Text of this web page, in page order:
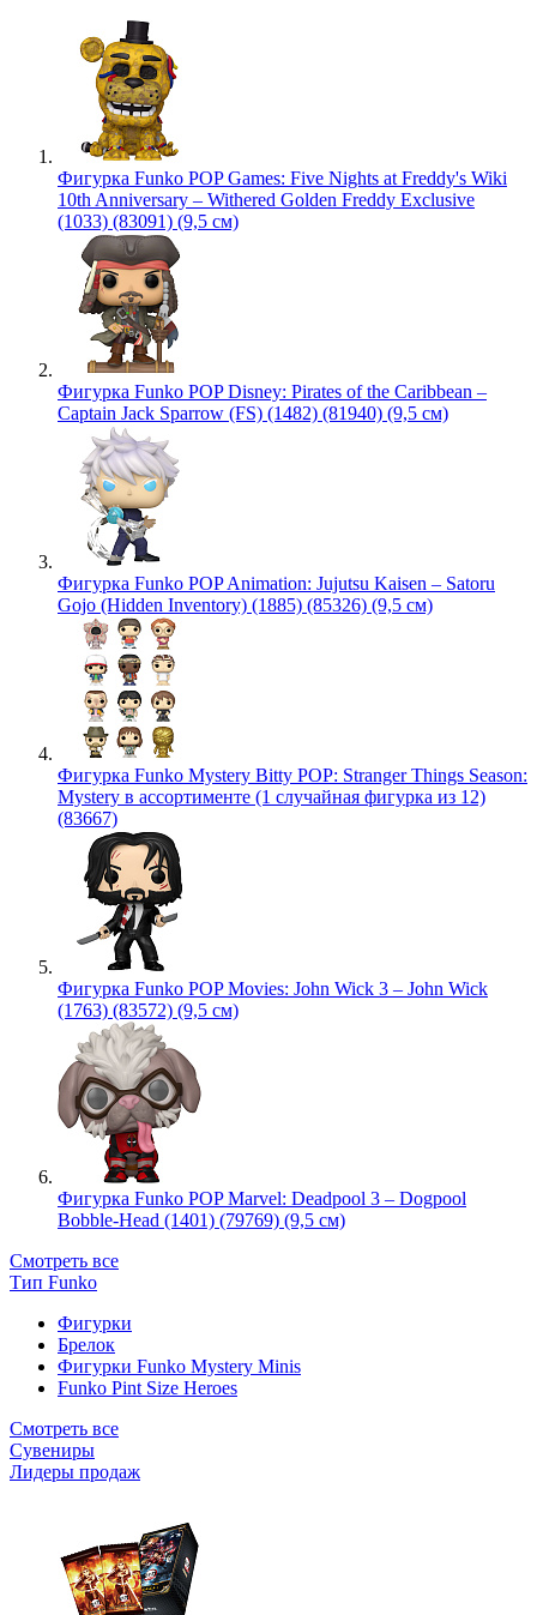
Фигурка Funko POP Games: Five Nights at Freddy's Wiki
10th Anniversary – Withered Golden Freddy Exclusive
(1033) (83091) (9,5 см)
Фигурка Funko POP Disney: Pirates of the Caribbean –
Captain Jack Sparrow (FS) (1482) (81940) (9,5 см)
Фигурка Funko POP Animation: Jujutsu Kaisen – Satoru
Gojo (Hidden Inventory) (1885) (85326) (9,5 см)
Фигурка Funko Mystery Bitty POP: Stranger Things Season:
Mystery в ассортименте (1 случайная фигурка из 12)
(83667)
Фигурка Funko POP Movies: John Wick 3 – John Wick
(1763) (83572) (9,5 см)
Фигурка Funko POP Marvel: Deadpool 3 – Dogpool
Bobble-Head (1401) (79769) (9,5 см)
Смотреть все
Тип Funko
Фигурки
Брелок
Фигурки Funko Mystery Minis
Funko Pint Size Heroes
Смотреть все
Сувениры
Лидеры продаж